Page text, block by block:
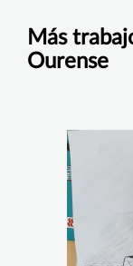
Más
Ourense